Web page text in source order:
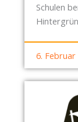
Schulen
6. Februar